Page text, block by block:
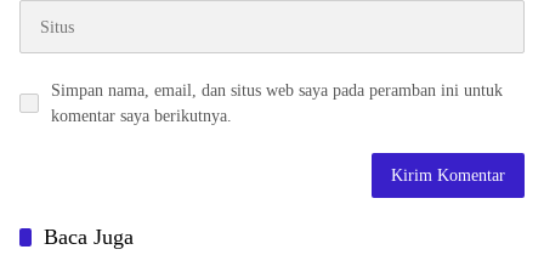
Simpan nama, email, dan situs web saya pada peramban ini untuk
komentar saya berikutnya.
Baca Juga